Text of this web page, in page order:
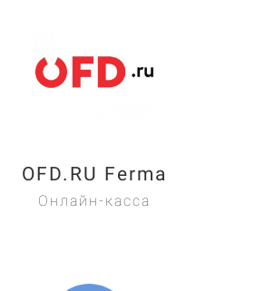
OFD.RU Ferma
Онлайн-касса